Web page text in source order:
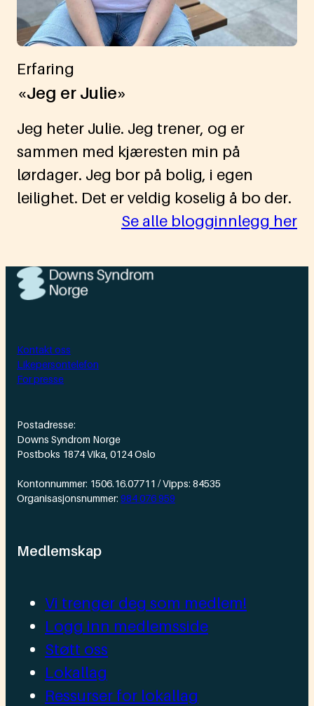
Erfaring
«Jeg er Julie»
Jeg heter Julie. Jeg trener, og er
sammen med kjæresten min på
lørdager. Jeg bor på bolig, i egen
leilighet. Det er veldig koselig å bo der.
Se alle blogginnlegg her
Kontakt oss
Likepersontelefon
For presse
Postadresse:
Downs Syndrom Norge
Postboks 1874 Vika, 0124 Oslo
Kontonnummer: 1506.16.07711 / Vipps: 84535
Organisasjonsnummer: 984 076 959
Medlemskap
Vi trenger deg som medlem!
Logg inn medlemsside
Støtt oss
Lokallag
Ressurser for lokallag